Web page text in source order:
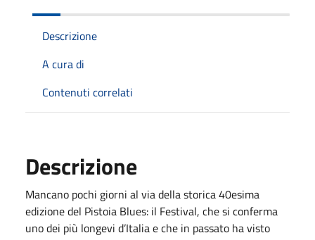
Descrizione
A cura di
Contenuti correlati
Descrizione
Mancano pochi giorni al via della storica 40esima
edizione del Pistoia Blues: il Festival, che si conferma
uno dei più longevi d’Italia e che in passato ha visto